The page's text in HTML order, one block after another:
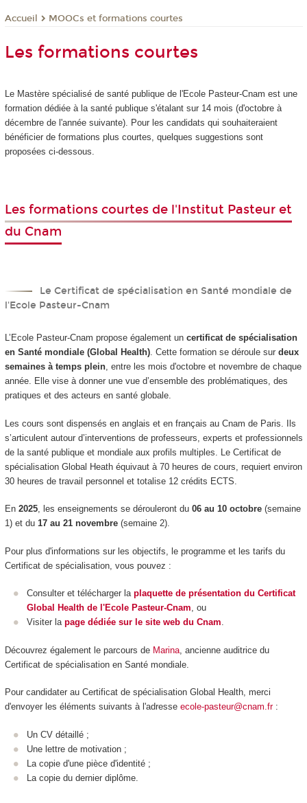
Accueil MOOCs et formations courtes
Les formations courtes
Le Mastère spécialisé de santé publique de l'Ecole Pasteur-Cnam est une
formation dédiée à la santé publique s'étalant sur 14 mois (d'octobre à
décembre de l'année suivante). Pour les candidats qui souhaiteraient
bénéficier de formations plus courtes, quelques suggestions sont
proposées ci-dessous.
Les formations courtes de l'Institut Pasteur et
du Cnam
Le Certificat de spécialisation en Santé mondiale de
l'Ecole Pasteur-Cnam
L’Ecole Pasteur-Cnam propose également un certificat de spécialisation
en Santé mondiale (Global Health). Cette formation se déroule sur deux
semaines à temps plein, entre les mois d'octobre et novembre de chaque
année. Elle vise à donner une vue d’ensemble des problématiques, des
pratiques et des acteurs en santé globale.
Les cours sont dispensés en anglais et en français au Cnam de Paris. Ils
s’articulent autour d’interventions de professeurs, experts et professionnels
de la santé publique et mondiale aux profils multiples. Le Certificat de
spécialisation Global Heath équivaut à 70 heures de cours, requiert environ
30 heures de travail personnel et totalise 12 crédits ECTS.
En 2025, les enseignements se dérouleront du 06 au 10 octobre(semaine
1) et du 17 au 21 novembre(semaine 2).
Pour plus d'informations sur les objectifs, le programme et les tarifs du
Certificat de spécialisation, vous pouvez :
Consulter et télécharger la plaquette de présentation du Certificat
Global Health de l'Ecole Pasteur-Cnam, ou
Visiter la page dédiée sur le site web du Cnam.
Découvrez également le parcours de Marina, ancienne auditrice du
Certificat de spécialisation en Santé mondiale.
Pour candidater au Certificat de spécialisation Global Health, merci
d'envoyer les éléments suivants à l'adresse ecole-pasteur@cnam.fr:
Un CV détaillé ;
Une lettre de motivation ;
La copie d'une pièce d'identité ;
La copie du dernier diplôme.